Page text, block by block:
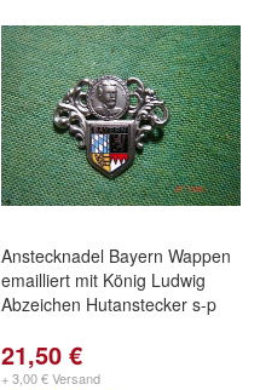
Anstecknadel Bayern Wappen
emailliert mit König Ludwig
Abzeichen Hutanstecker s-p
21,50 €
+ 3,00 € Versand